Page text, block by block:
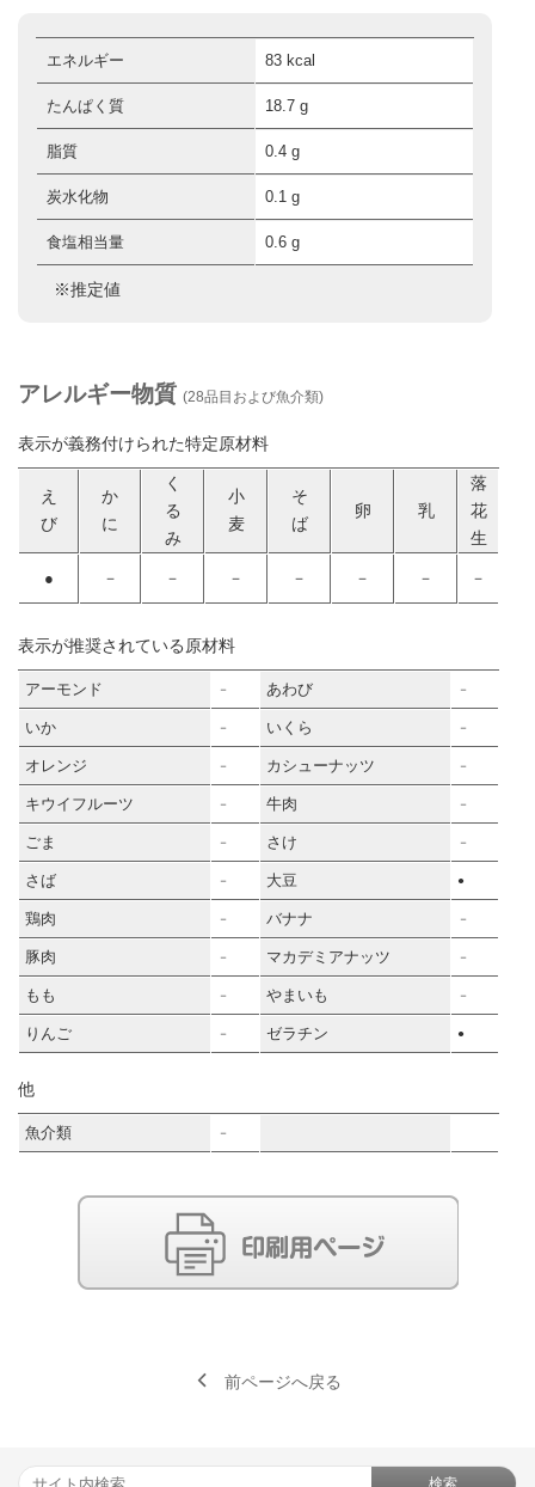
エネルギー 83 kcal
たんぱく質 18.7 g
脂質 0.4 g
炭水化物 0.1 g
食塩相当量 0.6 g
※推定値
アレルギー物質 (28品目および魚介類)
表示が義務付けられた特定原材料
え
び
か
に
く
る
み
小
麦
そ
ば
卵 乳
落
花
生
● － － － － － － －
表示が推奨されている原材料
アーモンド － あわび －
いか － いくら －
オレンジ － カシューナッツ －
キウイフルーツ － 牛肉 －
ごま － さけ －
さば － 大豆 ●
鶏肉 － バナナ －
豚肉 － マカデミアナッツ －
もも － やまいも －
りんご － ゼラチン ●
他
魚介類 －
前ページへ戻る
検索